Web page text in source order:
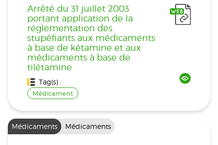
Arrêté du 31 juillet 2003
portant application de la
réglementation des
stupéfiants aux médicaments
à base de kétamine et aux
médicaments à base de
tilétamine
Tag(s) :
Médicament
Médicaments Médicaments